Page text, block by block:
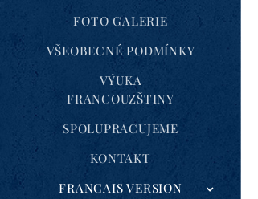
FOTO GALERIE
VŠEOBECNÉ PODMÍNKY
VÝUKA
FRANCOUZŠTINY
SPOLUPRACUJEME
KONTAKT
FRANCAIS VERSION